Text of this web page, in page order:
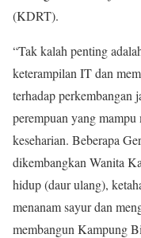
(KDRT).
“Tak kalah penting
keterampilan IT dan
terhadap
perempuan yang
keseharian. Beberapa
dikembangkan Wanita
hidup (daur ulang),
menanam sayur dan
membangun Kampung